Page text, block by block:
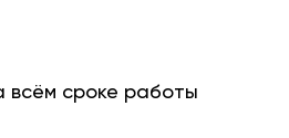
всём сроке работы